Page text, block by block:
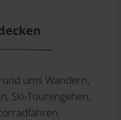
ums Wandern,
Ski-Tourengehen,